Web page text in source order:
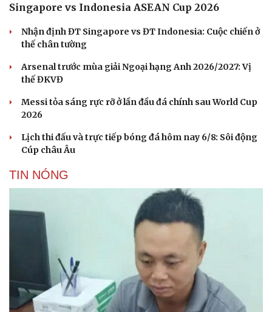
Sức khỏe
Cây thuốc
Sản phụ khoa
Nam khoa
Làm đẹp - giảm cân
Phòng mạch online
Ăn sạch sống khỏe
Đời sống
Blog
Singapore vs Indonesia ASEAN Cup 2026
Nhận định ĐT Singapore vs ĐT Indonesia: Cuộc chiến ở
thế chân tường
Arsenal trước mùa giải Ngoại hạng Anh 2026/2027: Vị
thế ĐKVĐ
Messi tỏa sáng rực rỡ ở lần đầu đá chính sau World Cup
2026
Lịch thi đấu và trực tiếp bóng đá hôm nay 6/8: Sôi động
Cúp châu Âu
TIN NÓNG